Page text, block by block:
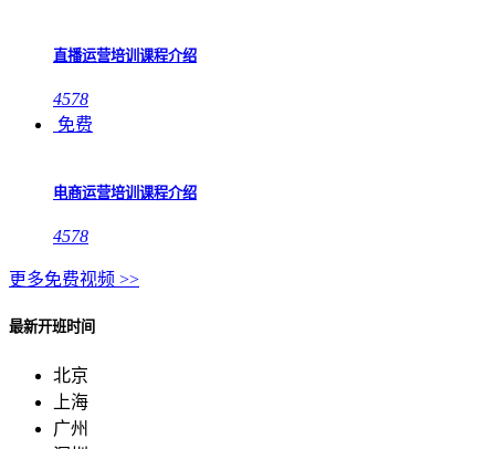
直播运营培训课程介绍
4578
免费
电商运营培训课程介绍
4578
更多免费视频 >>
最新开班时间
北京
上海
广州